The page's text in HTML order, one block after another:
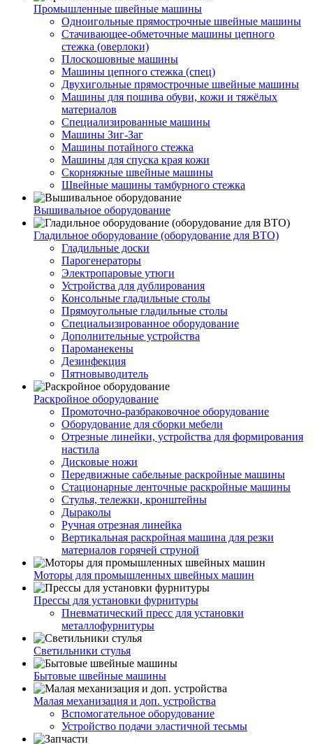
Промышленные швейные машины
Одноигольные прямострочные швейные машины
Стачивающее-обметочные машины цепного
стежка (оверлоки)
Плоскошовные машины
Машины цепного стежка (спец)
Двухигольные прямострочные швейные машины
Машины для пошива обуви, кожи и тяжёлых
материалов
Специализированные машины
Машины Зиг-Заг
Машины потайного стежка
Машины для спуска края кожи
Скорняжные швейные машины
Швейные машины тамбурного стежка
Вышивальное оборудование
Гладильное оборудование (оборудование для ВТО)
Гладильные доски
Парогенераторы
Электропаровые утюги
Устройства для дублирования
Консольные гладильные столы
Прямоугольные гладильные столы
Специальизированное оборудование
Дополнительные устройства
Пароманекены
Дезинфекция
Пятновыводитель
Раскройное оборудование
Промоточно-разбраковочное оборудование
Оборудование для сборки мебели
Отрезные линейки, устройства для формирования
настила
Дисковые ножи
Передвижные сабельные раскройные машины
Стационарные ленточные раскройные машины
Стулья, тележки, кронштейны
Дыраколы
Ручная отрезная линейка
Вертикальная раскройная машина для резки
материалов горячей струной
Моторы для промышленных швейных машин
Прессы для установки фурнитуры
Пневматический пресс для установки
металлофурнитуры
Светильники стулья
Бытовые швейные машины
Малая механизация и доп. устройства
Вспомогательное оборудование
Устройство подачи эластичной тесьмы